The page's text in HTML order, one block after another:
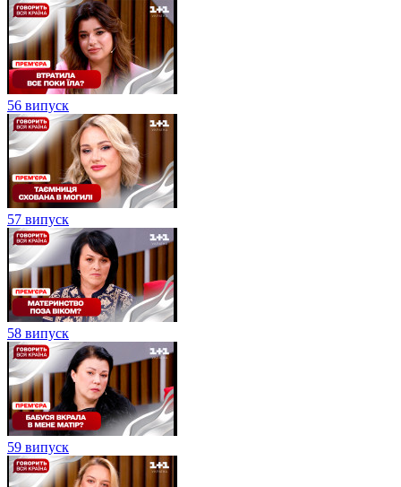
56 випуск
57 випуск
58 випуск
59 випуск